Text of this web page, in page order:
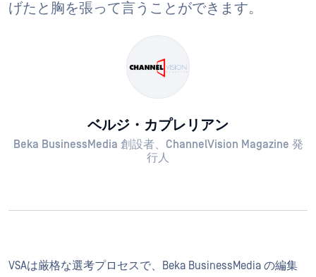
げたと胸を張って言うことができます。
ベルジ・カプレリアン
Beka BusinessMedia 創設者、ChannelVision Magazine 発
行人
VSAは厳格な選考プロセスで、Beka BusinessMedia の編集